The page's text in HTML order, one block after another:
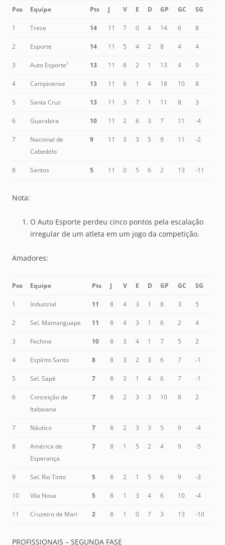
Pos Equipe Pts J V E D GP GC SG
1 Treze 14 11 7 0 4 14 6 8
2 Esporte 14 11 5 4 2 8 4 4
3 Auto Esporte¹ 13 11 8 2 1 13 4 9
4 Campinense 13 11 6 1 4 18 10 8
5 Santa Cruz 13 11 3 7 1 11 8 3
6 Guarabira 10 11 2 6 3 7 11 -4
7
Nacional de
Cabedelo
9 11 3 3 5 9 11 -2
8 Santos 5 11 0 5 6 2 13 -11
Nota:
O Auto Esporte perdeu cinco pontos pela escalação
irregular de um atleta em um jogo da competição.
Amadores:
Pos Equipe Pts J V E D GP GC SG
1 Industrial 11 8 4 3 1 8 3 5
2 Sel. Mamanguape 11 8 4 3 1 6 2 4
3 Fechine 10 8 3 4 1 7 5 2
4 Espírito Santo 8 8 3 2 3 6 7 -1
5 Sel. Sapé 7 8 3 1 4 6 7 -1
6
Conceição de
Itabaiana
7 8 2 3 3 10 8 2
7 Náutico 7 8 2 3 3 5 9 -4
8
América de
Esperança
7 8 1 5 2 4 9 -5
9 Sel. Rio Tinto 5 8 2 1 5 6 9 -3
10 Vila Nova 5 8 1 3 4 6 10 -4
11 Cruzeiro de Mari 2 8 1 0 7 3 13 -10
PROFISSIONAIS – SEGUNDA FASE